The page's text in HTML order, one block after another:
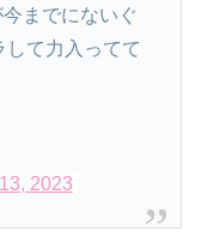
までにないぐ
して力入ってて
2023